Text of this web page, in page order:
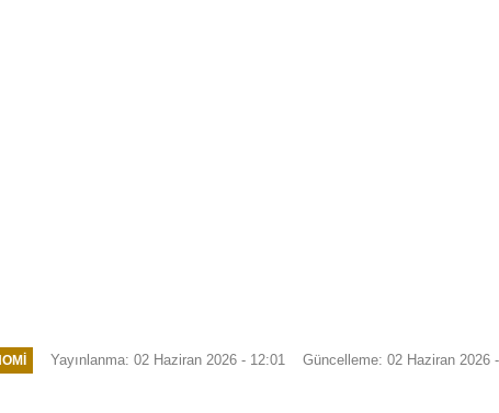
Yayınlanma: 02 Haziran 2026 - 12:01 Güncelleme: 02 Haziran 2026